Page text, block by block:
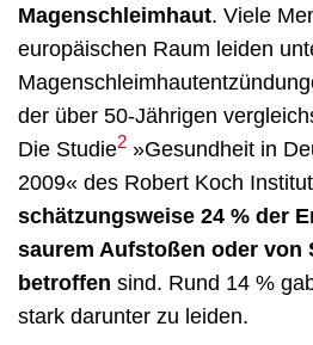
Magenschleimhaut. Viele
europäischen Raum leiden
der über 50-Jährigen
Die Studie2 »Gesundheit in
2009« des Robert Koch
schätzungsweise 24 % der
saurem Aufstoßen oder von
betroffen sind. Rund 14 %
stark darunter zu leiden.